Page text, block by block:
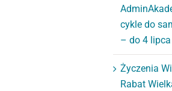
cykle do
– do 4 lipca
Życzenia
Rabat